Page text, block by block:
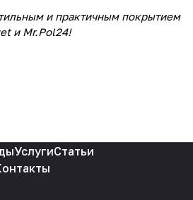
и практичным покрытием
и Mr.Pol24!
УслугиСтатьи